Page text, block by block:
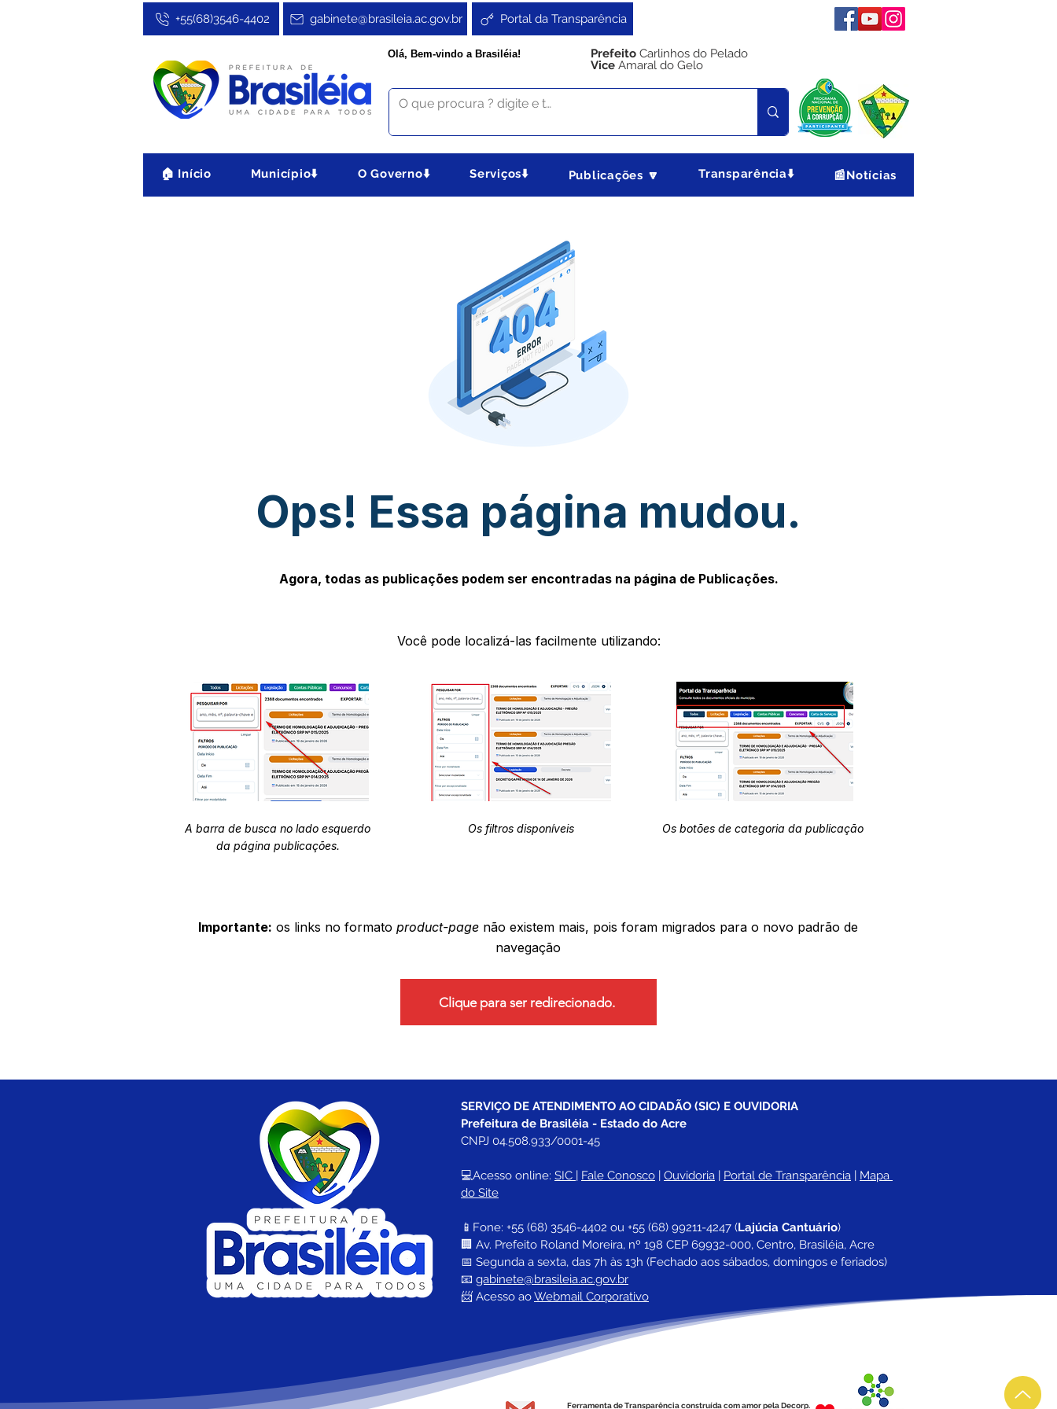
Portal da Transparência
gabinete@brasileia.ac.gov.br
+55(68)3546-4402
Olá, Bem-vindo a Brasiléia! Prefeito Carlinhos do Pelado
Vice Amaral do Gelo
🏠 Início Município⬇️ O Governo⬇️ Serviços⬇️ Publicações 🔽 Transparência⬇️ 📰Notícias
Ops! Essa página mudou.
Agora, todas as publicações podem ser encontradas na página de Publicações.
Você pode localizá-las facilmente utilizando:
A barra de busca no lado esquerdo
da página publicações.
Os filtros disponíveis Os botões de categoria da publicação
Importante: os links no formato product-page não existem mais, pois foram migrados para o novo padrão de
navegação
Clique para ser redirecionado.
SERVIÇO DE ATENDIMENTO AO CIDADÃO (SIC) E OUVIDORIA
Prefeitura de Brasiléia - Estado do Acre
CNPJ 04.508.933/0001-45
💻Acesso online: SIC | Fale Conosco | Ouvidoria | Portal de Transparência | Mapa
do Site
📱Fone: +55 (68) 3546-4402 ou +55 (68) 99211-4247 (Lajúcia Cantuário)
🏢 Av. Prefeito Roland Moreira, nº 198 CEP 69932-000, Centro, Brasiléia, Acre
📅 Segunda a sexta, das 7h às 13h (Fechado aos sábados, domingos e feriados)
📧 gabinete@brasileia.ac.gov.br
📨 Acesso ao Webmail Corporativo
Ferramenta de Transparência construída com amor pela Decorp.